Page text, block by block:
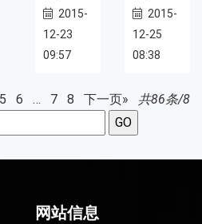
2015-
12-23
09:57
2015-
12-25
08:38
5 6 … 7 8 下一页»
共86条/8
网站信息